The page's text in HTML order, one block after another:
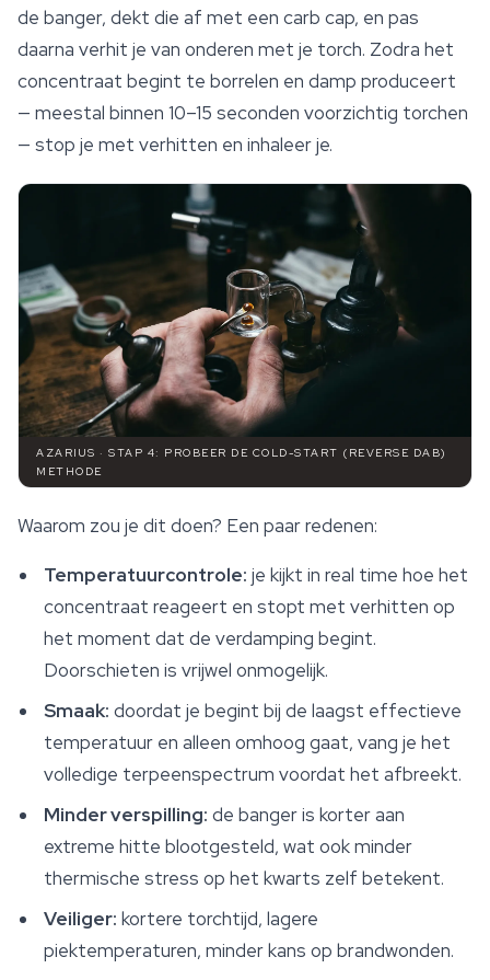
de banger, dekt die af met een carb cap, en pas
daarna verhit je van onderen met je torch. Zodra het
concentraat begint te borrelen en damp produceert
— meestal binnen 10–15 seconden voorzichtig torchen
— stop je met verhitten en inhaleer je.
AZARIUS · STAP 4: PROBEER DE COLD-START (REVERSE DAB)
METHODE
Waarom zou je dit doen? Een paar redenen:
Temperatuurcontrole: je kijkt in real time hoe het
concentraat reageert en stopt met verhitten op
het moment dat de verdamping begint.
Doorschieten is vrijwel onmogelijk.
Smaak: doordat je begint bij de laagst effectieve
temperatuur en alleen omhoog gaat, vang je het
volledige terpeenspectrum voordat het afbreekt.
Minder verspilling: de banger is korter aan
extreme hitte blootgesteld, wat ook minder
thermische stress op het kwarts zelf betekent.
Veiliger: kortere torchtijd, lagere
piektemperaturen, minder kans op brandwonden.